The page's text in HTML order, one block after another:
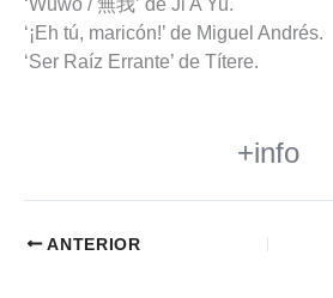
‘Wuwo / 無我’ de Ji A Yu.
‘¡Eh tú, maricón!’ de Miguel Andrés.
‘Ser Raíz Errante’ de Títere.
+info
ANTERIOR